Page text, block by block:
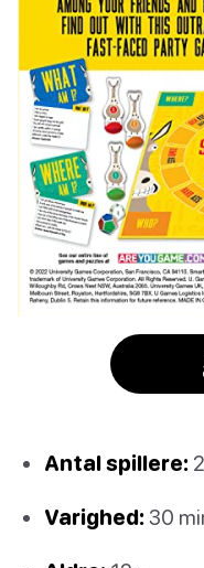
Antal spillere:
Varighed: 30